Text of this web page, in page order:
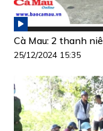
Cà Mau: 2 thanh
25/12/2024 15:35